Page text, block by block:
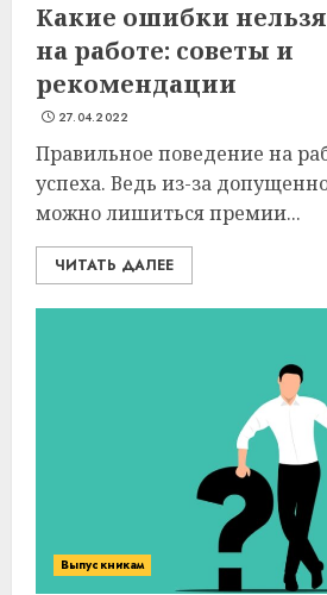
Какие ошибки
на работе: советы и
рекомендации
27.04.2022
Правильное поведение на
успеха. Ведь из-за
можно лишиться премии...
ЧИТАТЬ ДАЛЕЕ
Выпускникам